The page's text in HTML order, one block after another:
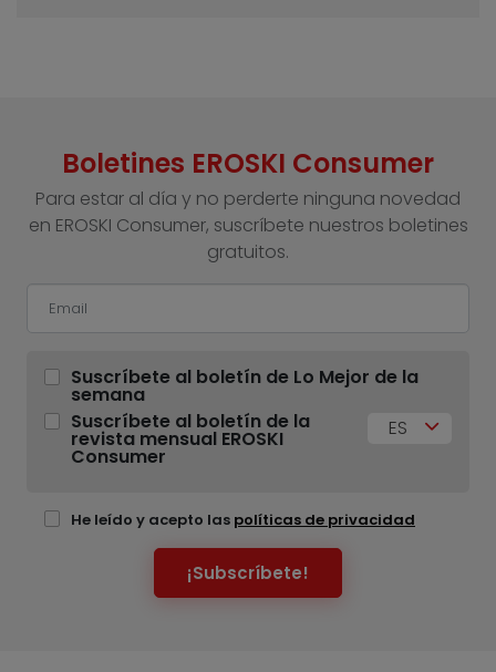
Boletines EROSKI Consumer
Para estar al día y no perderte ninguna novedad
en EROSKI Consumer, suscríbete nuestros boletines
gratuitos.
Suscríbete al boletín de Lo Mejor de la
semana
Suscríbete al boletín de la
revista mensual EROSKI
Consumer
ES
He leído y acepto las políticas de privacidad
¡Subscríbete!